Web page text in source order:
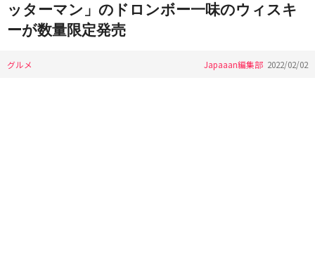
ッターマン」のドロンボー一味のウィスキ
ーが数量限定発売
グルメ Japaaan編集部 2022/02/02